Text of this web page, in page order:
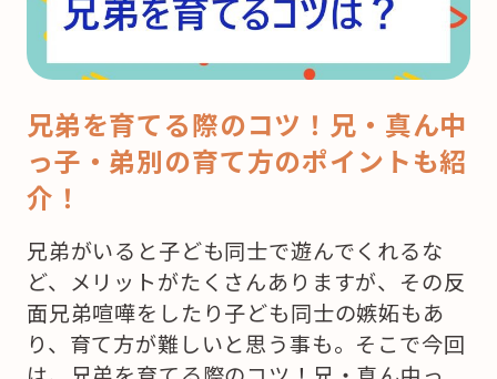
兄弟を育てる際のコツ！兄・真ん中
っ子・弟別の育て方のポイントも紹
介！
兄弟がいると子ども同士で遊んでくれるな
ど、メリットがたくさんありますが、その反
面兄弟喧嘩をしたり子ども同士の嫉妬もあ
り、育て方が難しいと思う事も。そこで今回